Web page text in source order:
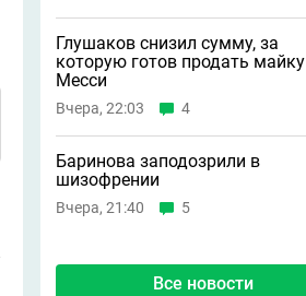
Глушаков снизил сумму, за
которую готов продать майку
Месси
Вчера, 22:03 4
Баринова заподозрили в
шизофрении
Вчера, 21:40 5
Все новости